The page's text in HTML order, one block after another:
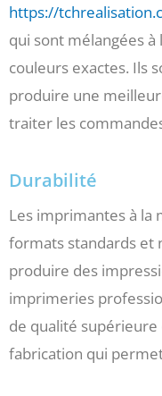
https://
qui sont mélangées
couleurs exactes. Ils
produire une
traiter les
Durabilité
Les imprimantes à la
formats standards et
produire des
imprimeries
de qualité supérieure
fabrication qui